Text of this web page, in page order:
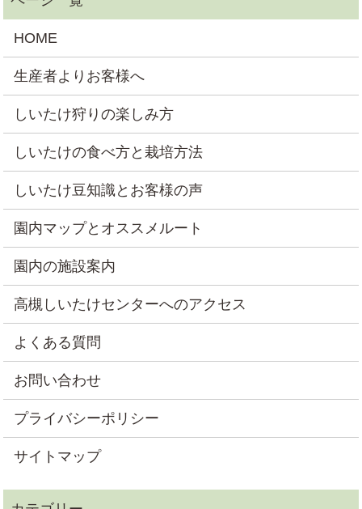
HOME
生産者よりお客様へ
しいたけ狩りの楽しみ方
しいたけの食べ方と栽培方法
しいたけ豆知識とお客様の声
園内マップとオススメルート
園内の施設案内
高槻しいたけセンターへのアクセス
よくある質問
お問い合わせ
プライバシーポリシー
サイトマップ